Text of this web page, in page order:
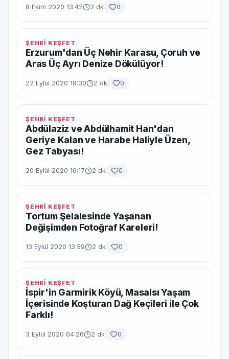
8 Ekim 2020 13:42 2 dk 0
ŞEHRİ KEŞFET
Erzurum'dan Üç Nehir Karasu, Çoruh ve
Aras Üç Ayrı Denize Dökülüyor!
22 Eylül 2020 18:30 2 dk 0
ŞEHRİ KEŞFET
Abdülaziz ve Abdülhamit Han'dan
Geriye Kalan ve Harabe Haliyle Üzen,
Gez Tabyası!
20 Eylül 2020 16:17 2 dk 0
ŞEHRİ KEŞFET
Tortum Şelalesinde Yaşanan
Değişimden Fotoğraf Kareleri!
13 Eylül 2020 13:59 2 dk 0
ŞEHRİ KEŞFET
İspir'in Garmirik Köyü, Masalsı Yaşam
İçerisinde Koşturan Dağ Keçileri ile Çok
Farklı!
3 Eylül 2020 04:26 2 dk 0